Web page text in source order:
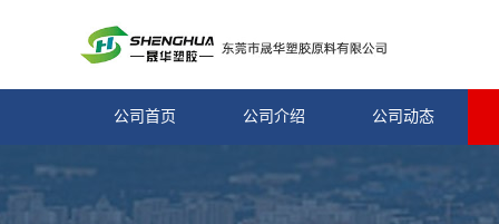
公司首页 公司介绍 公司动态